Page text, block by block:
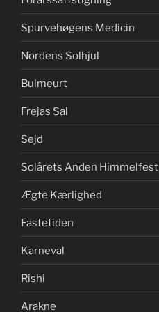
Spurvehøgens Medicin
Nordens Solhjul
Bulmeurt
Frejas Sal
Sejd
Solårets Anden Himmelfest
Ægte Kærlighed
Fastetiden
Karneval
Rishi
Arakne